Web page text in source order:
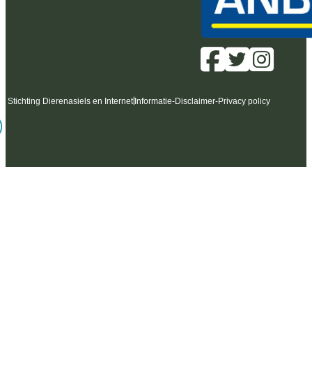
Stichting Dierenasiels en Internet Informatie-Disclaimer-Privacy policy